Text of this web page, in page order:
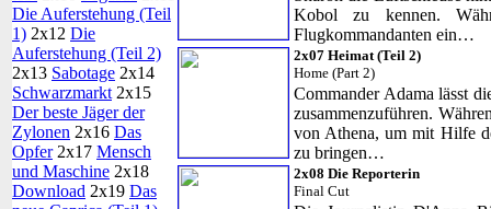
Die Auferstehung (Teil
1) 2x12 Die
Auferstehung (Teil 2)
2x13 Sabotage 2x14
Schwarzmarkt 2x15
Der beste Jäger der
Zylonen 2x16 Das
Opfer2x17 Mensch
und Maschine 2x18
Download 2x19 Das
Kobol zu kennen.
Flugkommandanten ein…
2x07 Heimat (Teil 2)
Home (Part 2)
Commander Adama lässt
zusammenzuführen.
von Athena, um mit Hilfe
zu bringen…
2x08 Die Reporterin
Final Cut